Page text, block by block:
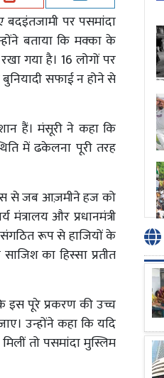
बदइंतजामी पर पसमांदा
बताया कि मक्का के
गया है। 16 लोगों पर
सफाई न होने से
हैं। मंसूरी ने कहा कि
में ढकेलना पूरी तरह
से जब आज़मीने हज को
और प्रधानमंत्री
रूप से हाजियों के
का हिस्सा प्रतीत
इस पूरे प्रकरण की उच्च
उन्होंने कहा कि यदि
तो पसमांदा मुस्लिम